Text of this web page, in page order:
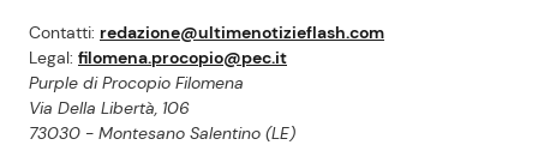
Contatti: redazione@ultimenotizieflash.com
Legal: filomena.procopio@pec.it
Purple di Procopio Filomena
Via Della Libertà, 106
73030 - Montesano Salentino (LE)